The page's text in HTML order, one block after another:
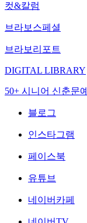
컷&칼럼
브라보스페셜
브라보리포트
DIGITAL LIBRARY
50+ 시니어 신춘문예
블로그
인스타그램
페이스북
유튜브
네이버카페